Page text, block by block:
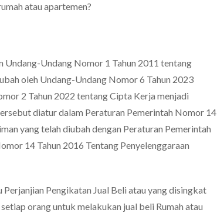
atau apartemen?
Undang Nomor 1 Tahun 2011 tentang
oleh Undang-Undang Nomor 6 Tahun 2023
2 Tahun 2022 tentang Cipta Kerja menjadi
diatur dalam Peraturan Pemerintah Nomor 14
yang telah diubah dengan Peraturan Pemerintah
14 Tahun 2016 Tentang Penyelenggaraan
Pengikatan Jual Beli atau yang disingkat
orang untuk melakukan jual beli Rumah atau